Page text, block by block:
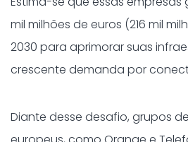
mil milhões de euros (216 mil
2030 para aprimorar suas
crescente demanda por
Diante desse desafio, grupos